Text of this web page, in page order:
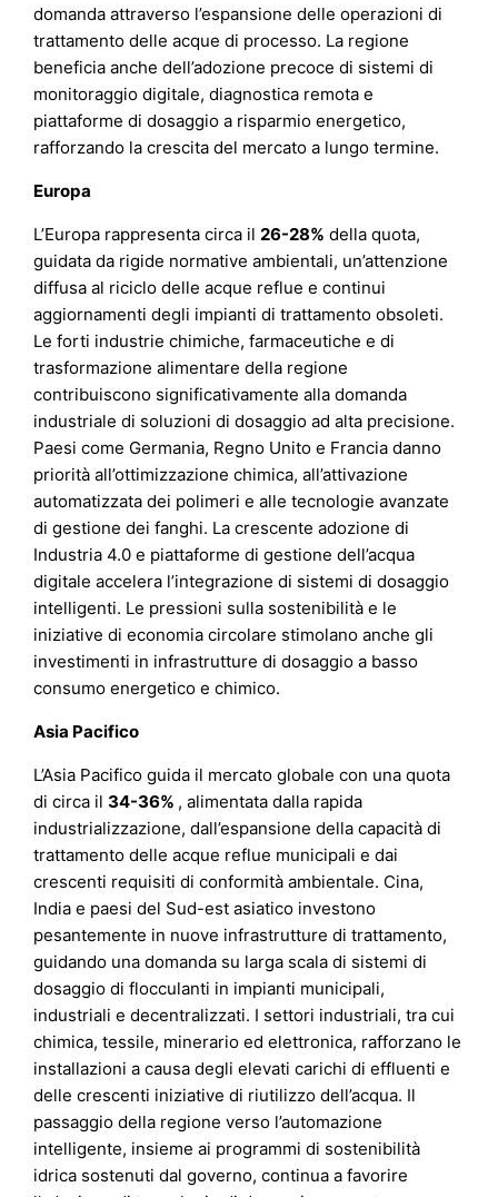
domanda attraverso l’espansione delle operazioni di
trattamento delle acque di processo. La regione
beneficia anche dell’adozione precoce di sistemi di
monitoraggio digitale, diagnostica remota e
piattaforme di dosaggio a risparmio energetico,
rafforzando la crescita del mercato a lungo termine.
Europa
L’Europa rappresenta circa il26-28% della quota,
guidata da rigide normative ambientali, un’attenzione
diffusa al riciclo delle acque reflue e continui
aggiornamenti degli impianti di trattamento obsoleti.
Le forti industrie chimiche, farmaceutiche e di
trasformazione alimentare della regione
contribuiscono significativamente alla domanda
industriale di soluzioni di dosaggio ad alta precisione.
Paesi come Germania, Regno Unito e Francia danno
priorità all’ottimizzazione chimica, all’attivazione
automatizzata dei polimeri e alle tecnologie avanzate
di gestione dei fanghi. La crescente adozione di
Industria 4.0 e piattaforme di gestione dell’acqua
digitale accelera l’integrazione di sistemi di dosaggio
intelligenti. Le pressioni sulla sostenibilità e le
iniziative di economia circolare stimolano anche gli
investimenti in infrastrutture di dosaggio a basso
consumo energetico e chimico.
Asia Pacifico
L’Asia Pacifico guida il mercato globale con una quota
di circa il34-36% , alimentata dalla rapida
industrializzazione, dall’espansione della capacità di
trattamento delle acque reflue municipali e dai
crescenti requisiti di conformità ambientale. Cina,
India e paesi del Sud-est asiatico investono
pesantemente in nuove infrastrutture di trattamento,
guidando una domanda su larga scala di sistemi di
dosaggio di flocculanti in impianti municipali,
industriali e decentralizzati. I settori industriali, tra cui
chimica, tessile, minerario ed elettronica, rafforzano le
installazioni a causa degli elevati carichi di effluenti e
delle crescenti iniziative di riutilizzo dell’acqua. Il
passaggio della regione verso l’automazione
intelligente, insieme ai programmi di sostenibilità
idrica sostenuti dal governo, continua a favorire